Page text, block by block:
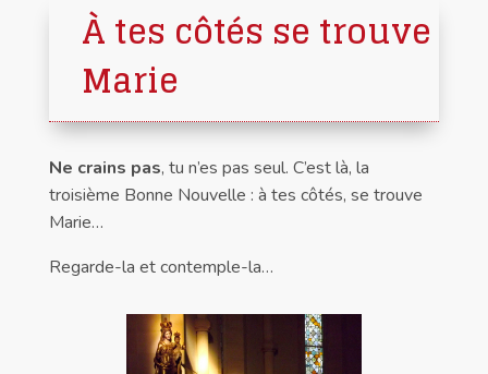
À tes côtés se trouve
Marie
Ne crains pas, tu n’es pas seul. C’est là, la
troisième Bonne Nouvelle : à tes côtés, se trouve
Marie…
Regarde-la et contemple-la…